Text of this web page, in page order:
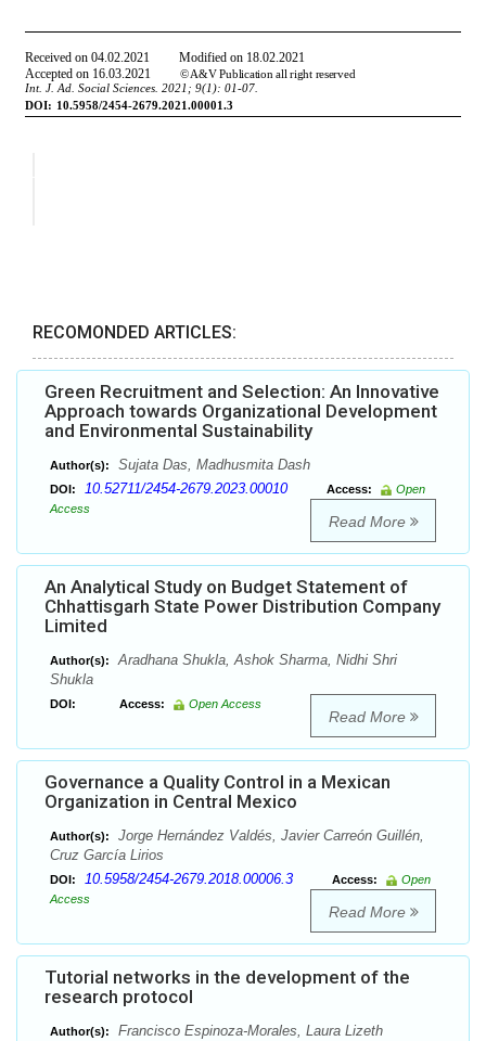
RECOMONDED ARTICLES:
Green Recruitment and Selection: An Innovative
Approach towards Organizational Development
and Environmental Sustainability
Author(s): Sujata Das, Madhusmita Dash
DOI: 10.52711/2454-2679.2023.00010 Access:
Open
Access
Read More
An Analytical Study on Budget Statement of
Chhattisgarh State Power Distribution Company
Limited
Author(s):
Aradhana Shukla, Ashok Sharma, Nidhi Shri
Shukla
DOI: Access: Open Access
Read More
Governance a Quality Control in a Mexican
Organization in Central Mexico
Author(s):
Jorge Hernández Valdés, Javier Carreón Guillén,
Cruz García Lirios
DOI: 10.5958/2454-2679.2018.00006.3 Access:
Open
Access
Read More
Tutorial networks in the development of the
research protocol
Author(s):
Francisco Espinoza-Morales, Laura Lizeth